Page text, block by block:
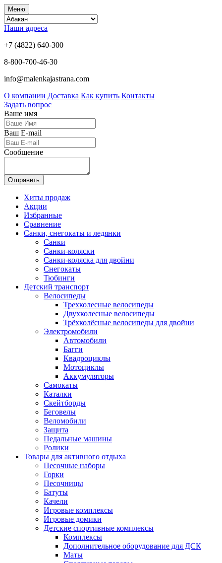
Меню
Наши адреса
+7 (4822) 640-300
8-800-700-46-30
info@malenkajastrana.com
О компании Доставка Как купить Контакты
Задать вопрос
Ваше имя
Ваш E-mail
Сообщение
Отправить
Хиты продаж
Акции
Избранные
Сравнение
Санки, снегокаты и ледянки
Санки
Санки-коляски
Санки-коляска для двойни
Снегокаты
Тюбинги
Детский транспорт
Велосипеды
Трехколесные велосипеды
Двухколесные велосипеды
Трёхколёсные велосипеды для двойни
Электромобили
Автомобили
Багги
Квадроциклы
Мотоциклы
Аккумуляторы
Самокаты
Каталки
Скейтборды
Беговелы
Веломобили
Защита
Педальные машины
Ролики
Товары для активного отдыха
Песочные наборы
Горки
Песочницы
Батуты
Качели
Игровые комплексы
Игровые домики
Детские спортивные комплексы
Комплексы
Дополнительное оборудование для ДСК
Маты